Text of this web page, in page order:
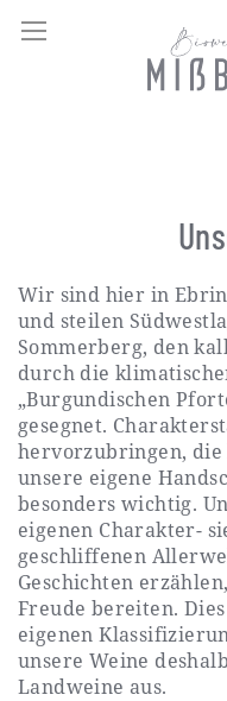
ZUM
Wir sind hier in
und steilen
Sommerberg, den
durch die
„Burgundischen
gesegnet.
hervorzubringen,
unsere eigene
besonders wichtig.
eigenen Charakter-
geschliffenen
Geschichten
Freude bereiten.
eigenen
unsere Weine
Landweine aus.